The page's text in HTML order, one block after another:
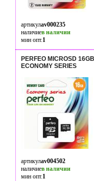
артикулav000235
наличиев наличии
мин опт.1
PERFEO MICROSD
ECONOMY SERIES
артикулav004502
наличиев наличии
мин опт.1